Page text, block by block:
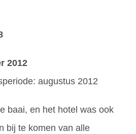
2012
augustus 2012
baai, en het hotel was ook
bij te komen van alle